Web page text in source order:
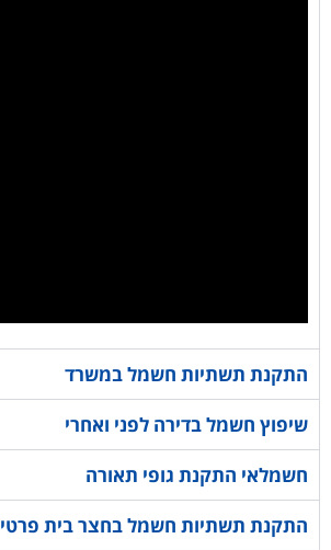
התקנת תשתיות חשמל במשרד
שיפוץ חשמל בדירה לפני ואחרי
חשמלאי התקנת גופי תאורה
התקנת תשתיות חשמל בחצר בית פרטי